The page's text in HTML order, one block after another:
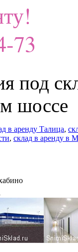
73
под
шоссе
в аренду Талица,
, склад в аренду в